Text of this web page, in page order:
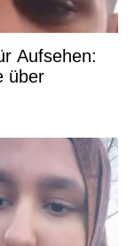
Aufsehen:
über